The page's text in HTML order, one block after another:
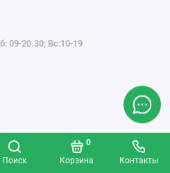
Поиск Корзина
0
Контакты
09-20.30; Вс:10-19